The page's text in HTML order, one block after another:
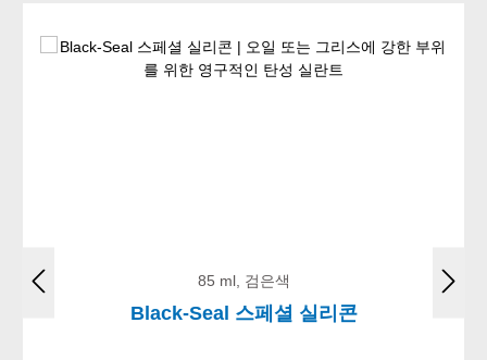
85 ml, 검은색
Black-Seal 스페셜 실리콘